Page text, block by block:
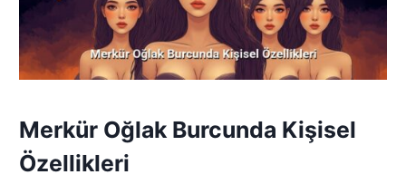
Merkür Oğlak Burcunda Kişisel
Özellikleri